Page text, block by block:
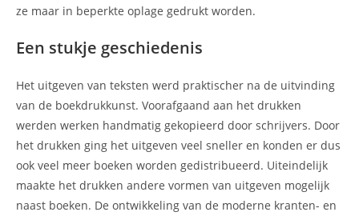
ze maar in beperkte oplage gedrukt worden.
Een stukje geschiedenis
Het uitgeven van teksten werd praktischer na de uitvinding
van de boekdrukkunst. Voorafgaand aan het drukken
werden werken handmatig gekopieerd door schrijvers. Door
het drukken ging het uitgeven veel sneller en konden er dus
ook veel meer boeken worden gedistribueerd. Uiteindelijk
maakte het drukken andere vormen van uitgeven mogelijk
naast boeken. De ontwikkeling van de moderne kranten- en